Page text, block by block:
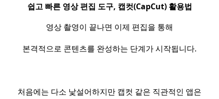
쉽고 빠른 영상 편집 도구, 캡컷(CapCut) 활용법
영상 촬영이 끝나면 이제 편집을 통해
본격적으로 콘텐츠를 완성하는 단계가 시작됩니다.
처음에는 다소 낯설어하지만 캡컷 같은 직관적인 앱은